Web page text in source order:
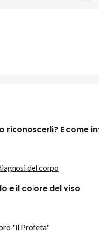
riconoscerli? E come
e il colore del viso